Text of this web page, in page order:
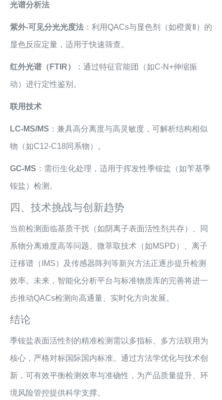
光谱分析法
紫外-可见分光光度法 ：利用QACs与显色剂（如橙黄Ⅱ）的
显色反应定量，适用于快速筛查。
红外光谱（FTIR） ：通过特征官能团（如C-N+伸缩振
动）进行定性鉴别。
联用技术
LC-MS/MS ：兼具高分离度与高灵敏度，可解析结构相似
物（如C12-C18同系物）。
GC-MS ：需衍生化处理，适用于挥发性季铵盐（如苄基季
铵盐）检测。
四、技术挑战与创新趋势
当前检测面临基质干扰（如阴离子表面活性剂共存）、同
系物分离难度高等问题。微萃取技术（如MSPD）、离子
迁移谱（IMS）及传感器阵列等新兴方法正逐步提升检测
效率。未来，智能化分析平台与标准物质库的完善将进一
步推动QACs检测向高通量、实时化方向发展。
结论
季铵盐表面活性剂的精准检测需以多指标、多方法联用为
核心，严格对标国际国内标准。通过方法学优化与技术创
新，可有效平衡检测效率与准确性，为产品质量提升、环
境风险管控提供科学支撑。